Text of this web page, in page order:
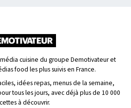
cuisine du groupe Demotivateur et
food les plus suivis en France.
idées repas, menus de la semaine,
tous les jours, avec déjà plus de 10 000
à découvrir.